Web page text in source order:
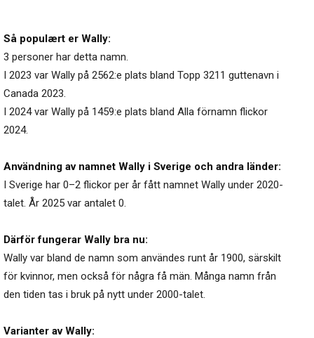
Så populært er Wally:
3 personer har detta namn.
I 2023 var Wally på 2562:e plats bland Topp 3211 guttenavn i
Canada 2023.
I 2024 var Wally på 1459:e plats bland Alla förnamn flickor
2024.
Användning av namnet Wally i Sverige och andra länder:
I Sverige har 0–2 flickor per år fått namnet Wally under 2020-
talet. År 2025 var antalet 0.
Därför fungerar Wally bra nu:
Wally var bland de namn som användes runt år 1900, särskilt
för kvinnor, men också för några få män. Många namn från
den tiden tas i bruk på nytt under 2000-talet.
Varianter av Wally: